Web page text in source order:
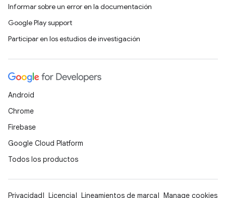
Informar sobre un error en la documentación
Google Play support
Participar en los estudios de investigación
Android
Chrome
Firebase
Google Cloud Platform
Todos los productos
Privacidad Licencia Lineamientos de marca Manage cookies